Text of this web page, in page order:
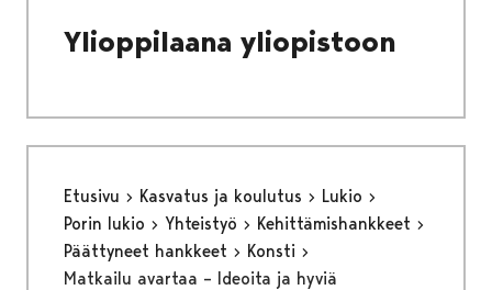
Ylioppilaana yliopistoon
Etusivu Kasvatus ja koulutus
Lukio
Porin lukio
Yhteistyö
Kehittämishankkeet
Päättyneet hankkeet
Konsti
Matkailu avartaa – Ideoita ja hyviä